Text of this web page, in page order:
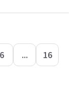
6 ... 16